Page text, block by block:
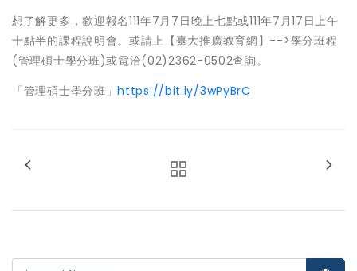
想了解更多，歡迎報名111年7月7日晚上七點或111年7月17日上午
十點半的課程說明會。或請上【臺大推廣教育網】-->學分班程
(管理碩士學分班)或電洽(02)2362-0502查詢。
「管理碩士學分班」https://bit.ly/3wPyBrC